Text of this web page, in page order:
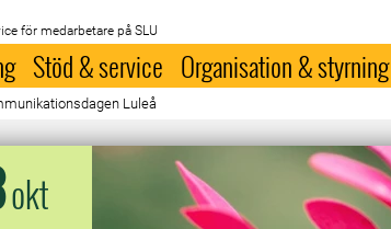
för medarbetare på SLU
Stöd & service Organisation & styrning
Luleå
okt